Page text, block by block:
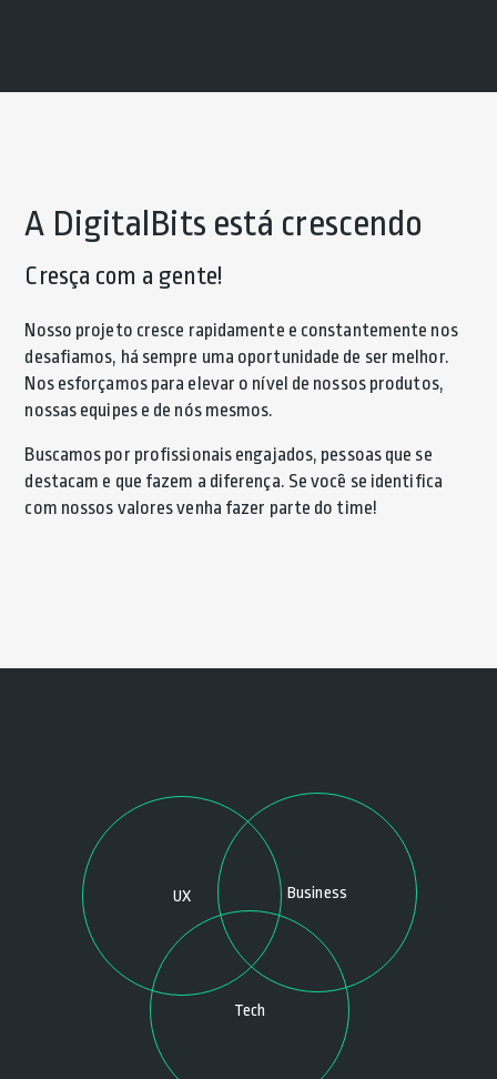
A DigitalBits está crescendo
Cresça com a gente!
Nosso projeto cresce rapidamente e constantemente nos
desafiamos, há sempre uma oportunidade de ser melhor.
Nos esforçamos para elevar o nível de nossos produtos,
nossas equipes e de nós mesmos.
Buscamos por profissionais engajados, pessoas que se
destacam e que fazem a diferença. Se você se identifica
com nossos valores venha fazer parte do time!
Business
UX
Tech